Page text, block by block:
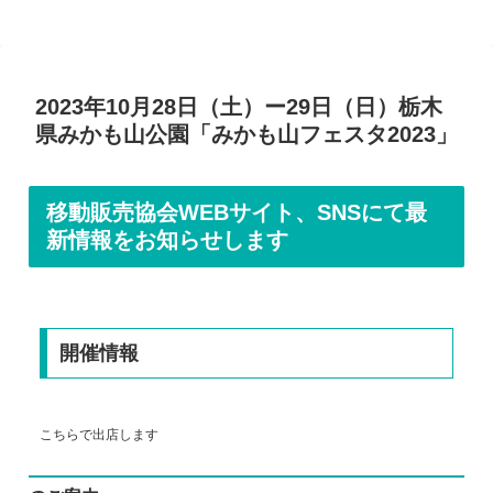
2023年10月28日（土）ー29日（日）栃木
県みかも山公園「みかも山フェスタ2023」
移動販売協会WEBサイト、SNSにて最
新情報をお知らせします
開催情報
こちらで出店します